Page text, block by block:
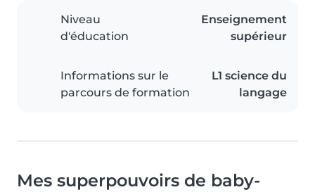
Niveau
d'éducation
Enseignement
supérieur
Informations sur le
parcours de formation
L1 science du
langage
Mes superpouvoirs de baby-